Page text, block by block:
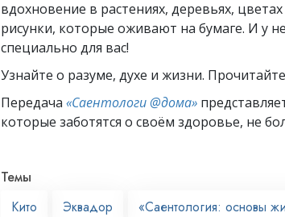
вдохновение в растениях, деревьях,
рисунки, которые оживают на бумаге. И у
специально для вас!
Узнайте о разуме, духе и жизни.
Передача «Саентологи @дома»
которые заботятся о своём здоровье, не
Темы
Кито
Эквадор «Саентология: основы